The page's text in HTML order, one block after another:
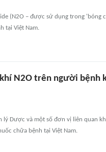
(N2O – được sử dụng trong
tại Việt Nam.
N2O trên người bệnh
lý Dược và một số đơn vị liên quan
chữa bệnh tại Việt Nam.